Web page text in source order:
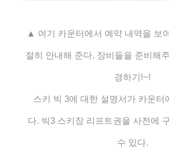
▲ 여기 카운터에서 예약 내역을 보
절히 안내해 준다. 장비들을 준비해
경하기!~!
스키 빅 3에 대한 설명서가 카운터
다. 빅3 스키장 리프트권을 사전에
수 있다.